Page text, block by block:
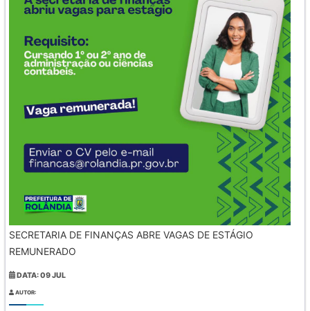
SECRETARIA DE FINANÇAS ABRE VAGAS DE ESTÁGIO
REMUNERADO
DATA: 09 JUL
AUTOR: